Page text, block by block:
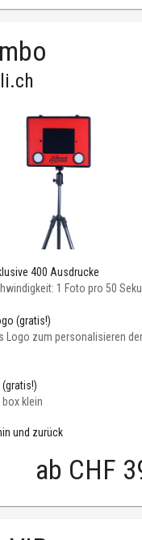
400 Ausdrucke
1 Foto pro 50
(gratis!)
Logo zum personalisieren der
(gratis!)
box klein
und zurück
ab CHF